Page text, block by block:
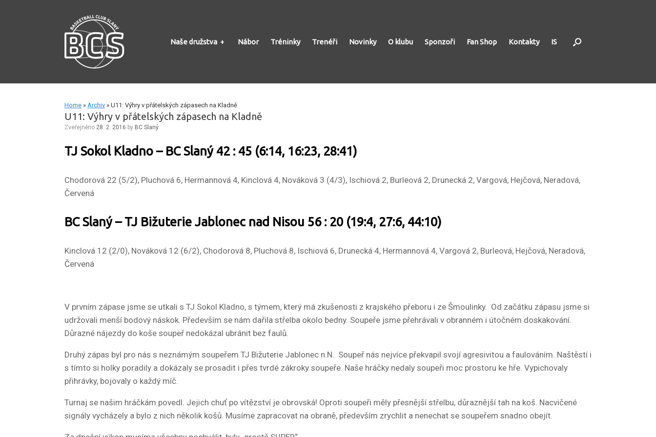
Naše družstva Nábor Tréninky Trenéři Novinky O klubu Sponzoři Fan Shop Kontakty IS
Home » Archiv » U11: Výhry v přátelských zápasech na Kladně
U11: Výhry v přátelských zápasech na Kladně
Zveřejněno 28. 2. 2016 by BC Slaný
TJ Sokol Kladno – BC Slaný 42 : 45 (6:14, 16:23, 28:41)
Chodorová 22 (5/2), Pluchová 6, Hermannová 4, Kinclová 4, Nováková 3 (4/3), Ischiová 2, Burleová 2, Drunecká 2, Vargová, Hejčová, Neradová,
Červená
BC Slaný – TJ Bižuterie Jablonec nad Nisou 56 : 20 (19:4, 27:6, 44:10)
Kinclová 12 (2/0), Nováková 12 (6/2), Chodorová 8, Pluchová 8, Ischiová 6, Drunecká 4, Hermannová 4, Vargová 2, Burleová, Hejčová, Neradová,
Červená
V prvním zápase jsme se utkali s TJ Sokol Kladno, s týmem, který má zkušenosti z krajského přeboru i ze Šmoulinky. Od začátku zápasu jsme si
udržovali menší bodový náskok. Především se nám dařila střelba okolo bedny. Soupeře jsme přehrávali v obranném i útočném doskakování.
Důrazné nájezdy do koše soupeř nedokázal ubránit bez faulů.
Druhý zápas byl pro nás s neznámým soupeřem TJ Bižuterie Jablonec n.N. Soupeř nás nejvíce překvapil svojí agresivitou a faulováním. Naštěstí i
s tímto si holky poradily a dokázaly se prosadit i přes tvrdé zákroky soupeře. Naše hráčky nedaly soupeři moc prostoru ke hře. Vypichovaly
přihrávky, bojovaly o každý míč.
Turnaj se našim hráčkám povedl. Jejich chuť po vítězství je obrovská! Oproti soupeři měly přesnější střelbu, důraznější tah na koš. Nacvičené
signály vycházely a bylo z nich několik košů. Musíme zapracovat na obraně, především zrychlit a nenechat se soupeřem snadno obejít.